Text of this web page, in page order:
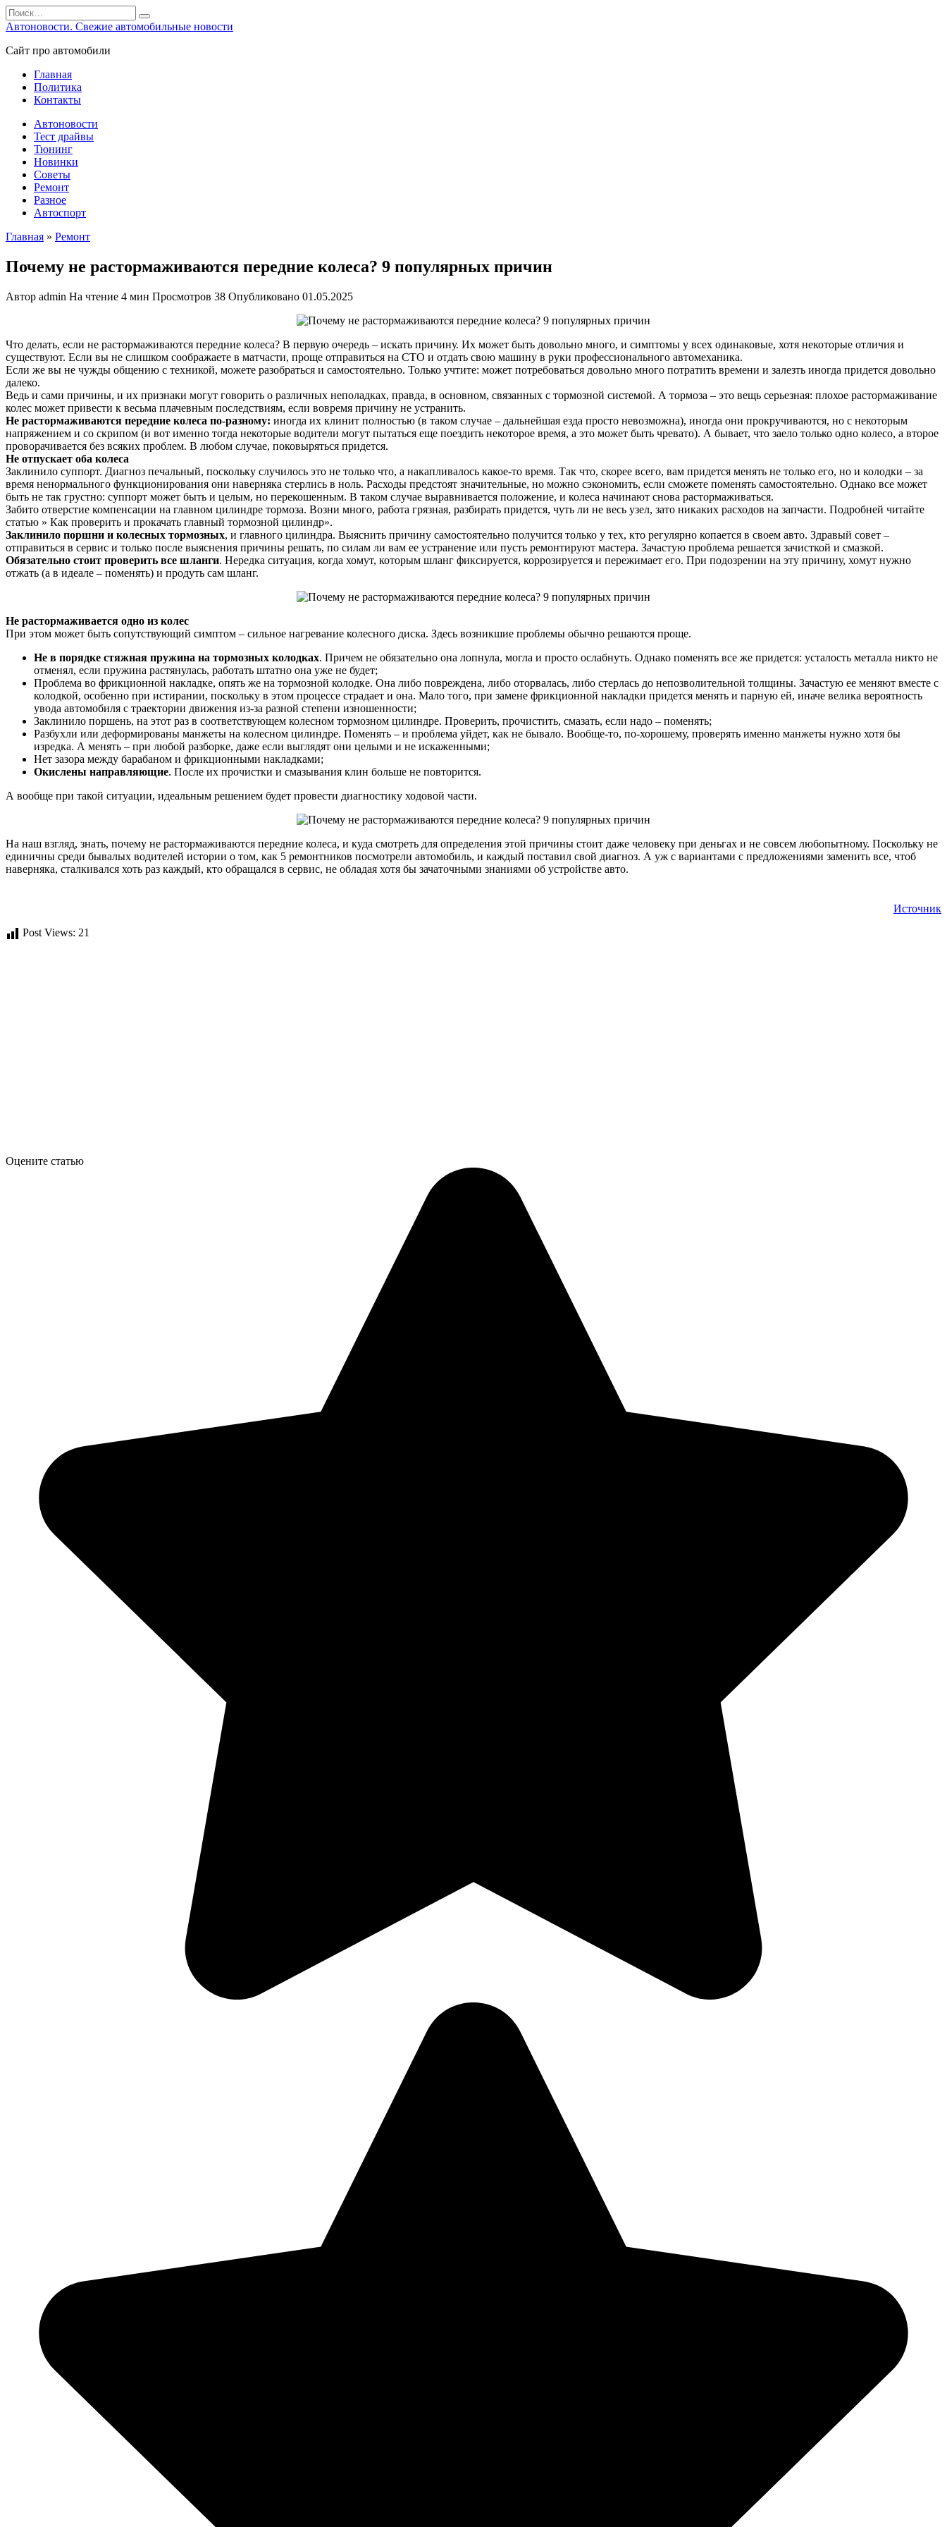
Перейти
к
Search
for:
Автоновости. Свежие автомобильные новости
Сайт про автомобили
Главная
Политика
Контакты
Автоновости
Тест драйвы
Тюнинг
Новинки
Советы
Ремонт
Разное
Автоспорт
Главная » Ремонт
Почему не растормаживаются передние колеса? 9 популярных причин
Автор admin На чтение 4 мин Просмотров 38 Опубликовано 01.05.2025
Что делать, если не растормаживаются передние колеса? В первую очередь – искать причину. Их может быть довольно много, и симптомы у всех одинаковые, хотя некоторые отличия и
существуют. Если вы не слишком соображаете в матчасти, проще отправиться на СТО и отдать свою машину в руки профессионального автомеханика.
Если же вы не чужды общению с техникой, можете разобраться и самостоятельно. Только учтите: может потребоваться довольно много потратить времени и залезть иногда придется довольно
далеко.
Ведь и сами причины, и их признаки могут говорить о различных неполадках, правда, в основном, связанных с тормозной системой. А тормоза – это вещь серьезная: плохое растормаживание
колес может привести к весьма плачевным последствиям, если вовремя причину не устранить.
Не растормаживаются передние колеса по-разному: иногда их клинит полностью (в таком случае – дальнейшая езда просто невозможна), иногда они прокручиваются, но с некоторым
напряжением и со скрипом (и вот именно тогда некоторые водители могут пытаться еще поездить некоторое время, а это может быть чревато). А бывает, что заело только одно колесо, а второе
проворачивается без всяких проблем. В любом случае, поковыряться придется.
Не отпускает оба колеса
Заклинило суппорт. Диагноз печальный, поскольку случилось это не только что, а накапливалось какое-то время. Так что, скорее всего, вам придется менять не только его, но и колодки – за
время ненормального функционирования они наверняка стерлись в ноль. Расходы предстоят значительные, но можно сэкономить, если сможете поменять самостоятельно. Однако все может
быть не так грустно: суппорт может быть и целым, но перекошенным. В таком случае выравнивается положение, и колеса начинают снова растормаживаться.
Забито отверстие компенсации на главном цилиндре тормоза. Возни много, работа грязная, разбирать придется, чуть ли не весь узел, зато никаких расходов на запчасти. Подробней читайте
статью » Как проверить и прокачать главный тормозной цилиндр».
Заклинило поршни и колесных тормозных, и главного цилиндра. Выяснить причину самостоятельно получится только у тех, кто регулярно копается в своем авто. Здравый совет –
отправиться в сервис и только после выяснения причины решать, по силам ли вам ее устранение или пусть ремонтируют мастера. Зачастую проблема решается зачисткой и смазкой.
Обязательно стоит проверить все шланги. Нередка ситуация, когда хомут, которым шланг фиксируется, коррозируется и пережимает его. При подозрении на эту причину, хомут нужно
отжать (а в идеале – поменять) и продуть сам шланг.
Не растормаживается одно из колес
При этом может быть сопутствующий симптом – сильное нагревание колесного диска. Здесь возникшие проблемы обычно решаются проще.
Не в порядке стяжная пружина на тормозных колодках. Причем не обязательно она лопнула, могла и просто ослабнуть. Однако поменять все же придется: усталость металла никто не
отменял, если пружина растянулась, работать штатно она уже не будет;
Проблема во фрикционной накладке, опять же на тормозной колодке. Она либо повреждена, либо оторвалась, либо стерлась до непозволительной толщины. Зачастую ее меняют вместе с
колодкой, особенно при истирании, поскольку в этом процессе страдает и она. Мало того, при замене фрикционной накладки придется менять и парную ей, иначе велика вероятность
увода автомобиля с траектории движения из-за разной степени изношенности;
Заклинило поршень, на этот раз в соответствующем колесном тормозном цилиндре. Проверить, прочистить, смазать, если надо – поменять;
Разбухли или деформированы манжеты на колесном цилиндре. Поменять – и проблема уйдет, как не бывало. Вообще-то, по-хорошему, проверять именно манжеты нужно хотя бы
изредка. А менять – при любой разборке, даже если выглядят они целыми и не искаженными;
Нет зазора между барабаном и фрикционными накладками;
Окислены направляющие. После их прочистки и смазывания клин больше не повторится.
А вообще при такой ситуации, идеальным решением будет провести диагностику ходовой части.
На наш взгляд, знать, почему не растормаживаются передние колеса, и куда смотреть для определения этой причины стоит даже человеку при деньгах и не совсем любопытному. Поскольку не
единичны среди бывалых водителей истории о том, как 5 ремонтников посмотрели автомобиль, и каждый поставил свой диагноз. А уж с вариантами с предложениями заменить все, чтоб
наверняка, сталкивался хоть раз каждый, кто обращался в сервис, не обладая хотя бы зачаточными знаниями об устройстве авто.
Источник
Post Views: 21
Оцените статью